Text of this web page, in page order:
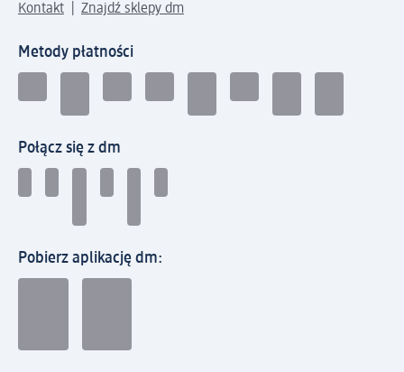
Kontakt
Znajdź sklepy dm
Metody płatności
Połącz się z dm
Pobierz aplikację dm: